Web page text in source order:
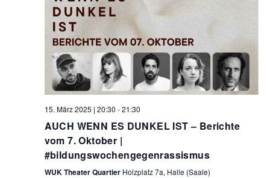
15. März 2025 | 20:30 -21:30
AUCH WENN ES DUNKEL IST – Berichte
vom 7. Oktober |
#bildungswochengegenrassismus
WUK Theater Quartier Holzplatz 7a, Halle (Saale)